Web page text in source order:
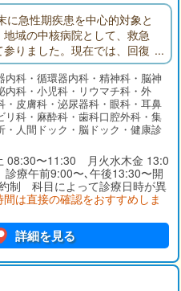
急性期疾患を中心的対象と
域の中核病院として、救急
りました。現在では、回復
括ケア病棟を備え、在宅医
内科・循環器内科・精神科・脳神
内科・小児科・リウマチ科・外
・皮膚科・泌尿器科・眼科・耳鼻
リ科・麻酔科・歯科口腔外科・集
・人間ドック・脳ドック・健康診
08:30〜11:30 月火水木金 13:0
療午前9:00〜､午後13:30〜開
制 科目によって診療日時が異
は直接の確認をおすすめしま
詳細を見る